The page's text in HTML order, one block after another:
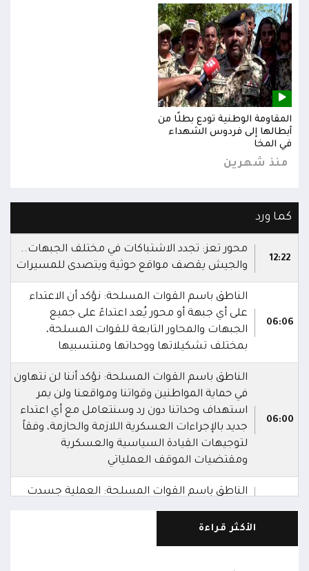
المقاومة الوطنية تودع بطلًا من
أبطالها إلى فردوس الشهداء
في المخا
منذ شهرين
كما ورد
12:22
محور تعز: تجدد الاشتباكات في مختلف الجبهات..
والجيش يقصف مواقع حوثية ويتصدى للمسيرات
06:06
الناطق باسم القوات المسلحة: نؤكد أن الاعتداء
على أي جبهة أو محور يُعد اعتداءً على جميع
الجبهات والمحاور التابعة للقوات المسلحة،
بمختلف تشكيلاتها ووحداتها ومنتسبيها
06:00
الناطق باسم القوات المسلحة: نؤكد أننا لن نتهاون
في حماية المواطنين وقواتنا ومواقعنا ولن يمر
استهداف وحداتنا دون رد وسنتعامل مع أي اعتداء
جديد بالإجراءات العسكرية اللازمة والحازمة، وفقاً
لتوجيهات القيادة السياسية والعسكرية
ومقتضيات الموقف العملياتي
الناطق باسم القوات المسلحة: العملية جسدت
وحدة المحاور والقيادة والسيطرة للقوات المسلحة
05:35
الأكثر قراءة